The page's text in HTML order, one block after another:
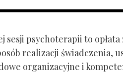
sesji psychoterapii to opłata
realizacji świadczenia,
organizacyjne i